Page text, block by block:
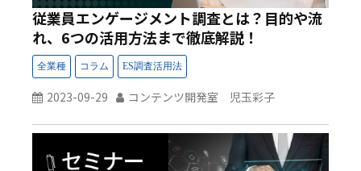
企業情報
従業員エンゲージメント調査とは？目的や流
れ、6つの活用方法まで徹底解説！
2023-09-29 コンテンツ開発室 児玉彩子